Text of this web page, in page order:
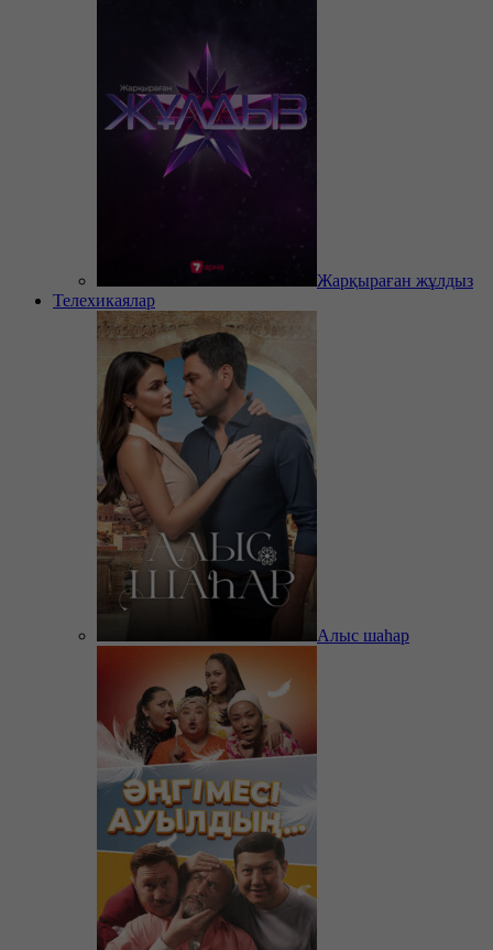
Жарқыраған жұлдыз
Телехикаялар
Алыс шаһар